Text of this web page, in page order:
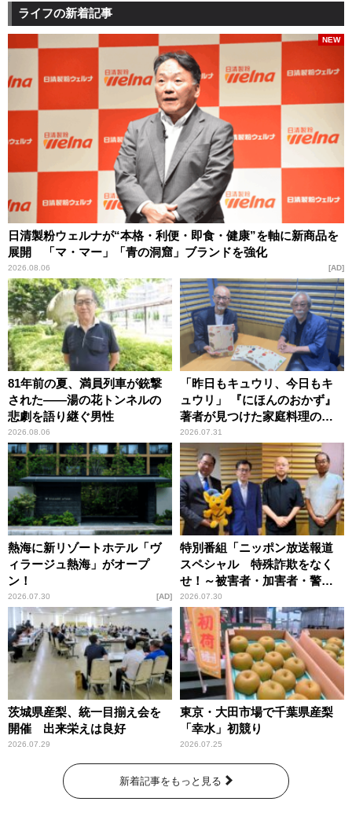
ライフの新着記事
日清製粉ウェルナが“本格・利便・即食・健康”を軸に新商品を
展開 「マ・マー」「青の洞窟」ブランドを強化
2026.08.06
NEW
AD
81年前の夏、満員列車が銃撃
された――湯の花トンネルの
悲劇を語り継ぐ男性
2026.08.06
「昨日もキュウリ、今日もキ
ュウリ」 『にほんのおかず』
著者が見つけた家庭料理の知
恵
2026.07.31
熱海に新リゾートホテル「ヴ
ィラージュ熱海」がオープ
ン！
2026.07.30 AD
特別番組「ニッポン放送報道
スペシャル 特殊詐欺をなく
せ！～被害者・加害者・警視
庁が語るトクリュウの実態
～」放送
2026.07.30
茨城県産梨、統一目揃え会を
開催 出来栄えは良好
2026.07.29
東京・大田市場で千葉県産梨
「幸水」初競り
2026.07.25
新着記事をもっと見る